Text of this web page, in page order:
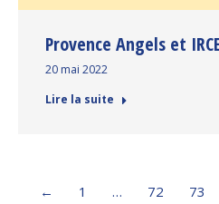
Provence Angels et
20 mai 2022
Lire la suite
← 1 … 72 73